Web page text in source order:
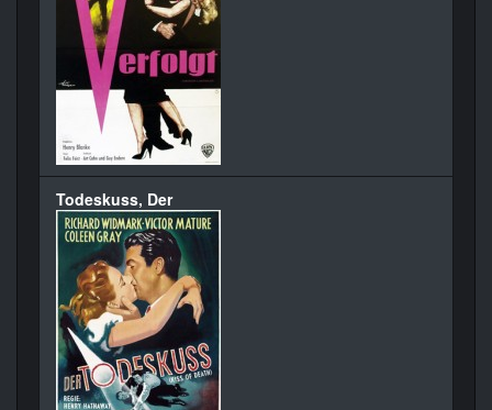
Todeskuss, Der